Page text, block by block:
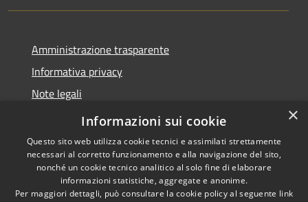
Amministrazione trasparente
Informativa privacy
Note legali
Dichiarazione di accessibilità
Copyright © 2026 • Comune di
×
Informazioni sui cookie
Questo sito web utilizza cookie tecnici e assimilati strettamente
necessari al corretto funzionamento e alla navigazione del sito,
nonché un cookie tecnico analitico al solo fine di elaborare
informazioni statistiche, aggregate e anonime.
Per maggiori dettagli, può consultare la cookie policy al seguente link